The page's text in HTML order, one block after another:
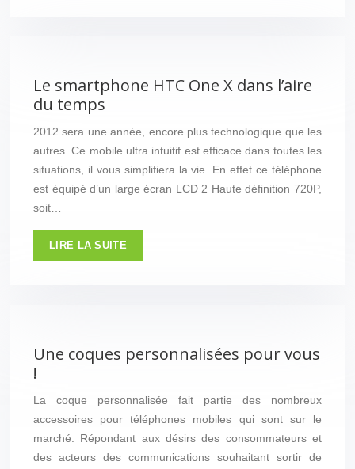
Le smartphone HTC One X dans l’aire
du temps
2012 sera une année, encore plus technologique que les
autres. Ce mobile ultra intuitif est efficace dans toutes les
situations, il vous simplifiera la vie. En effet ce téléphone
est équipé d’un large écran LCD 2 Haute définition 720P,
soit…
LIRE LA SUITE
Une coques personnalisées pour vous
!
La coque personnalisée fait partie des nombreux
accessoires pour téléphones mobiles qui sont sur le
marché. Répondant aux désirs des consommateurs et
des acteurs des communications souhaitant sortir de